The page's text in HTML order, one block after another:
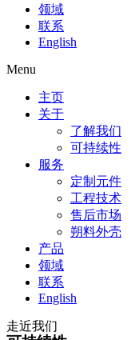
领域
联系
English
Menu
主页
关于
了解我们
可持续性
服务
定制元件
工程技术
售后市场
朔料外壳
产品
领域
联系
English
走近我们